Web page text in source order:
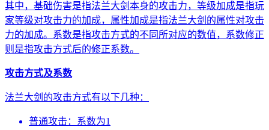
其中，基础伤害是指法兰大剑本身的攻击力，等级加成是指玩
家等级对攻击力的加成，属性加成是指法兰大剑的属性对攻击
力的加成。系数是指攻击方式的不同所对应的数值，系数修正
则是指攻击方式后的修正系数。
攻击方式及系数
法兰大剑的攻击方式有以下几种：
普通攻击：系数为1